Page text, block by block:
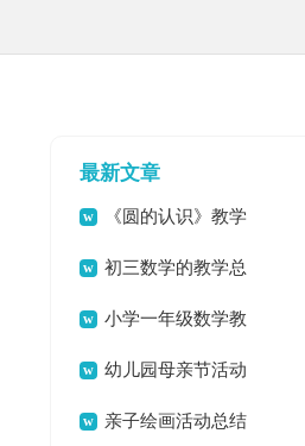
最新文章
《圆的认识》教学
设计初三数学的教学总
结 小学一年级数学教
学总结幼儿园母亲节活动
总结(15篇)
亲子绘画活动总结